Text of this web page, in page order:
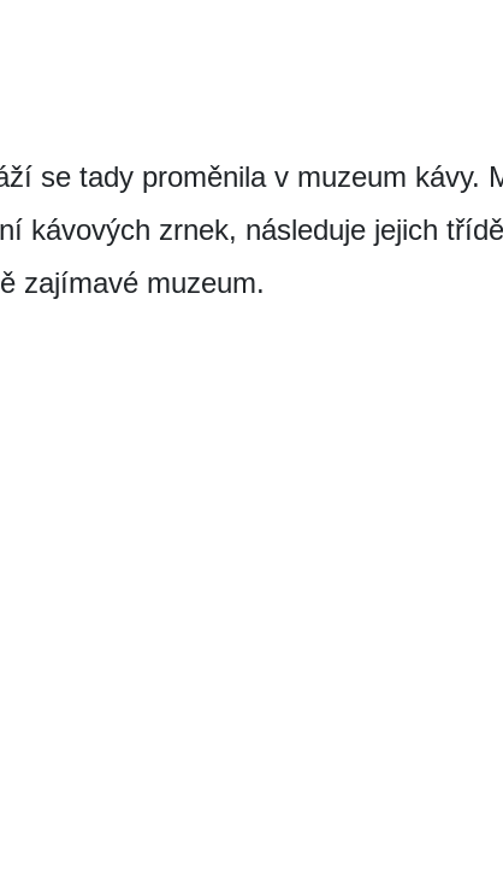
se tady proměnila v muzeum kávy.
kávových zrnek, následuje jejich
zajímavé muzeum.